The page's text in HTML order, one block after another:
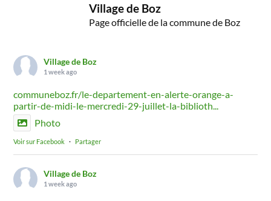
Village de Boz
Page officielle de la commune de Boz
Village de Boz
1 week ago
communeboz.fr/le-departement-en-alerte-orange-a-
partir-de-midi-le-mercredi-29-juillet-la-biblioth...
Photo
Voir sur Facebook · Partager
Village de Boz
1 week ago